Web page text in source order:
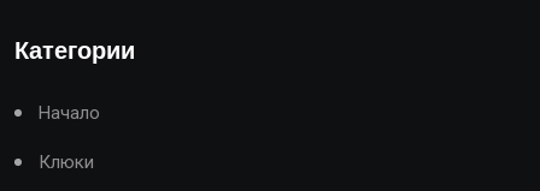
Категории
Начало
Клюки